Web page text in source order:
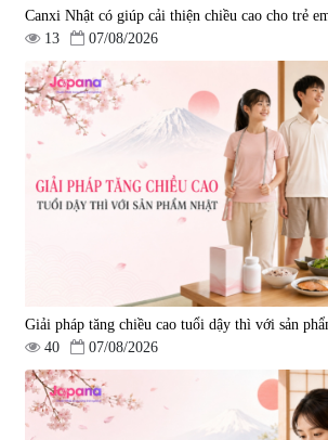
Viên uống hỗ trợ tăng cường
sinh lý nam Fujina Monster Shot
150 viên
12.480
880.000 đ
Viên uống
Fucoidan
EX 323mg
4.473.500 đ
Canxi Nhật có giúp cải thiện chiều cao cho trẻ
13
07/08/2026
Giải pháp tăng chiều cao tuổi dậy thì với sản
40
07/08/2026